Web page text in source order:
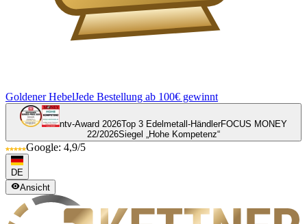
Goldener HebelJede Bestellung ab 100€ gewinnt
ntv-Award 2026Top 3 Edelmetall-HändlerFOCUS MONEY
22/2026Siegel „Hohe Kompetenz“
Google: 4,9/5
DE
Ansicht